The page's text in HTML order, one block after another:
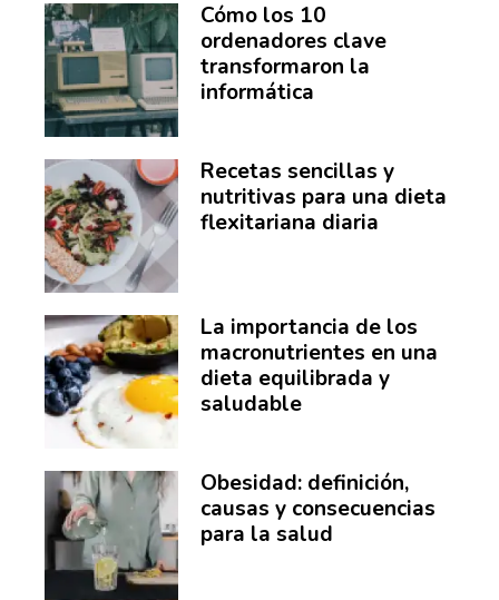
Cómo los 10
ordenadores clave
transformaron la
informática
Recetas sencillas y
nutritivas para una dieta
flexitariana diaria
La importancia de los
macronutrientes en una
dieta equilibrada y
saludable
Obesidad: definición,
causas y consecuencias
para la salud